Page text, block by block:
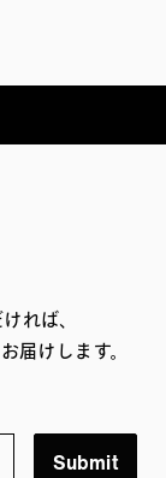
れば、
けします。
Submit